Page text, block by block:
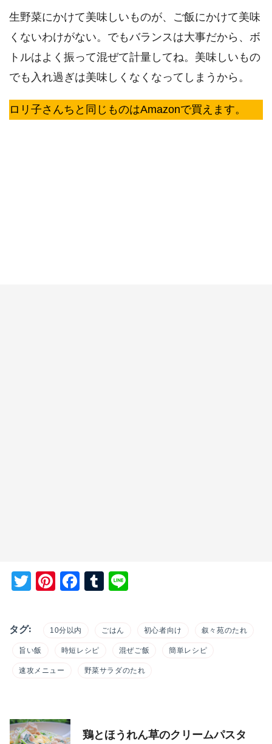
生野菜にかけて美味しいものが、ご飯にかけて美味
くないわけがない。でもバランスは大事だから、ボ
トルはよく振って混ぜて計量してね。美味しいもの
でも入れ過ぎは美味しくなくなってしまうから。
ロリ子さんちと同じものはAmazonで買えます。
TwitterPinterest
Facebook
Tumblr
タグ: 10分以内 ごはん 初心者向け 叙々苑のたれ
旨い飯 時短レシピ 混ぜご飯 簡単レシピ
速攻メニュー 野菜サラダのたれ
投
鶏とほうれん草のクリームパスタ